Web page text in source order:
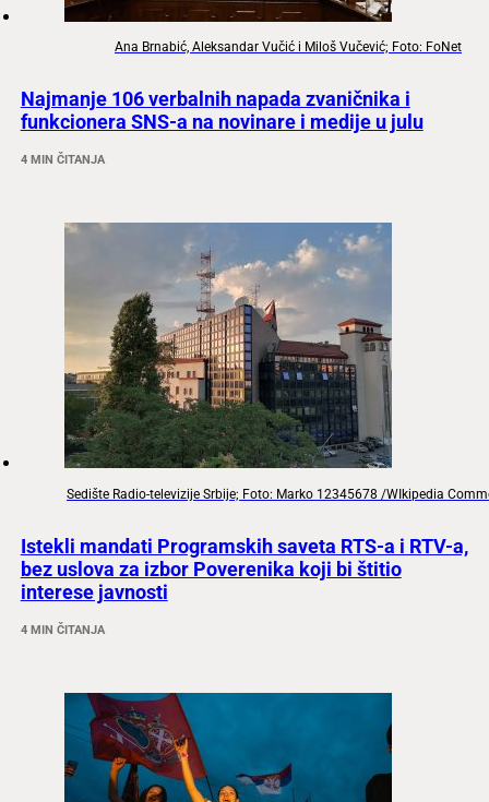
Ana Brnabić, Aleksandar Vučić i Miloš Vučević; Foto: FoNet
Najmanje 106 verbalnih napada zvaničnika i
funkcionera SNS-a na novinare i medije u julu
4 MIN ČITANJA
Sedište Radio-televizije Srbije; Foto: Marko 12345678 /WIkipedia
Istekli mandati Programskih saveta RTS-a i RTV-a,
bez uslova za izbor Poverenika koji bi štitio
interese javnosti
4 MIN ČITANJA